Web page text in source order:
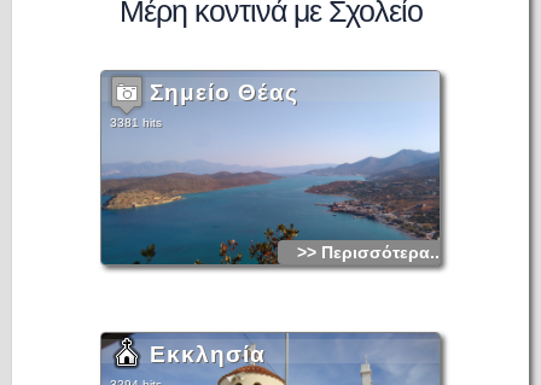
Μέρη κοντινά με Σχολείο
Σημείο Θέας
3381 hits
>> Περισσότερα...
Εκκλησία